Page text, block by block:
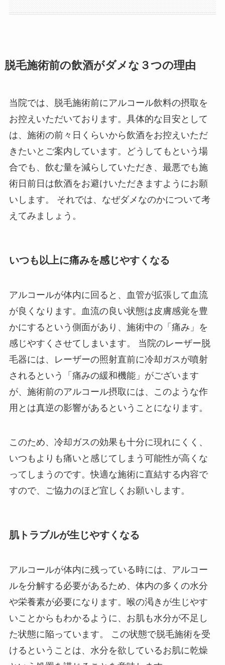
脱毛施術前の飲酒がダメな３つの理由
当院では、脱毛施術前にアルコール飲料の摂取を
お控えいただいております。具体的な目安として
は、施術の前々日くらいから飲酒をお控えいただ
きたいとご案内しています。どうしてもという場
合でも、飲む量を減らしていただき、最悪でも施
術日前日は飲酒をお避けいただきますようにお願
いします。 それでは、なぜダメなのかについて考
えてみましょう。
いつも以上に痛みを感じやすくなる
アルコールが体内に回ると、血管が拡張して血流
が良くなります。血流の良い状態は皮膚感覚を豊
かにするという側面があり、施術中の「痛み」を
感じやすくさせてしまいます。 当院のレーザー脱
毛器には、レーザーの照射直前に冷却ガスが噴射
されるという「痛みの緩和機能」がございます
が、施術前のアルコール摂取には、このような作
用とは真逆の影響があるということになります。
このため、冷却ガスの効果も十分に現れにくく、
いつもよりも痛いと感じてしまう可能性が高くな
ってしまうのです。快適な施術に直結する内容で
すので、ご協力のほど宜しくお願いします。
肌トラブルが生じやすくなる
アルコールが体内に残っている時には、アルコー
ルを分解する必要があるため、体内の多くの水分
や栄養素が必要になります。喉の渇きが生じやす
いことからもわかるように、お肌も水分が不足し
た状態に陥っています。 この状態で脱毛施術を受
けるということは、水分を欲しているお肌に乾燥